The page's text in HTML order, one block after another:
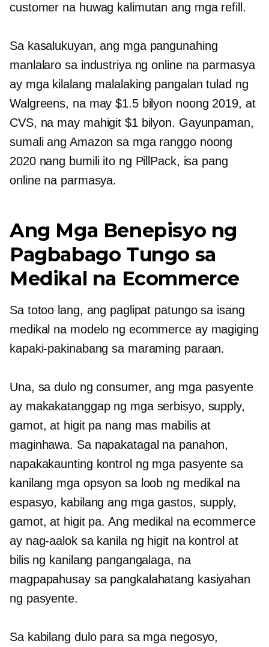
customer na huwag kalimutan ang mga refill.
Sa kasalukuyan, ang mga pangunahing
manlalaro sa industriya ng online na parmasya
ay mga kilalang malalaking pangalan tulad ng
Walgreens, na may $1.5 bilyon noong 2019, at
CVS, na may mahigit $1 bilyon. Gayunpaman,
sumali ang Amazon sa mga ranggo noong
2020 nang bumili ito ng PillPack, isa pang
online na parmasya.
Ang Mga Benepisyo ng
Pagbabago Tungo sa
Medikal na Ecommerce
Sa totoo lang, ang paglipat patungo sa isang
medikal na modelo ng ecommerce ay magiging
kapaki-pakinabang sa maraming paraan.
Una, sa dulo ng consumer, ang mga pasyente
ay makakatanggap ng mga serbisyo, supply,
gamot, at higit pa nang mas mabilis at
maginhawa. Sa napakatagal na panahon,
napakakaunting kontrol ng mga pasyente sa
kanilang mga opsyon sa loob ng medikal na
espasyo, kabilang ang mga gastos, supply,
gamot, at higit pa. Ang medikal na ecommerce
ay nag-aalok sa kanila ng higit na kontrol at
bilis ng kanilang pangangalaga, na
magpapahusay sa pangkalahatang kasiyahan
ng pasyente.
Sa kabilang dulo para sa mga negosyo,